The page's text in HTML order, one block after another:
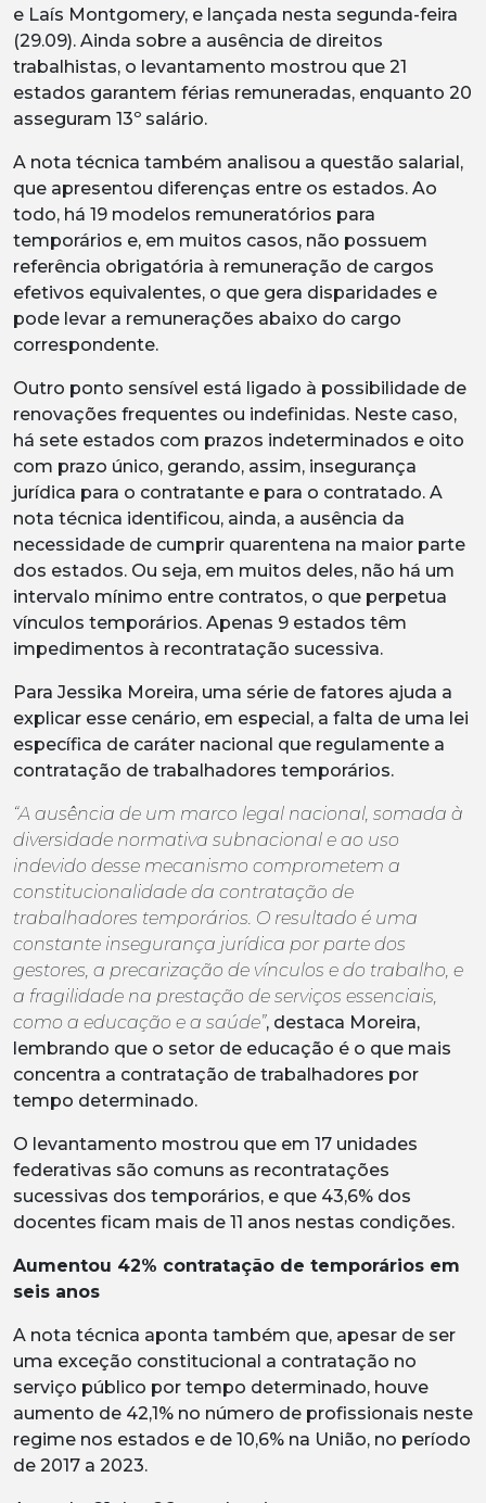
e Laís Montgomery, e lançada nesta segunda-feira
(29.09). Ainda sobre a ausência de direitos
trabalhistas, o levantamento mostrou que 21
estados garantem férias remuneradas, enquanto 20
asseguram 13º salário.
A nota técnica também analisou a questão salarial,
que apresentou diferenças entre os estados. Ao
todo, há 19 modelos remuneratórios para
temporários e, em muitos casos, não possuem
referência obrigatória à remuneração de cargos
efetivos equivalentes, o que gera disparidades e
pode levar a remunerações abaixo do cargo
correspondente.
Outro ponto sensível está ligado à possibilidade de
renovações frequentes ou indefinidas. Neste caso,
há sete estados com prazos indeterminados e oito
com prazo único, gerando, assim, insegurança
jurídica para o contratante e para o contratado. A
nota técnica identificou, ainda, a ausência da
necessidade de cumprir quarentena na maior parte
dos estados. Ou seja, em muitos deles, não há um
intervalo mínimo entre contratos, o que perpetua
vínculos temporários. Apenas 9 estados têm
impedimentos à recontratação sucessiva.
Para Jessika Moreira, uma série de fatores ajuda a
explicar esse cenário, em especial, a falta de uma lei
específica de caráter nacional que regulamente a
contratação de trabalhadores temporários.
“A ausência de um marco legal nacional, somada à
diversidade normativa subnacional e ao uso
indevido desse mecanismo comprometem a
constitucionalidade da contratação de
trabalhadores temporários. O resultado é uma
constante insegurança jurídica por parte dos
gestores, a precarização de vínculos e do trabalho, e
a fragilidade na prestação de serviços essenciais,
como a educação e a saúde”, destaca Moreira,
lembrando que o setor de educação é o que mais
concentra a contratação de trabalhadores por
tempo determinado.
O levantamento mostrou que em 17 unidades
federativas são comuns as recontratações
sucessivas dos temporários, e que 43,6% dos
docentes ficam mais de 11 anos nestas condições.
Aumentou 42% contratação de temporários em
seis anos
A nota técnica aponta também que, apesar de ser
uma exceção constitucional a contratação no
serviço público por tempo determinado, houve
aumento de 42,1% no número de profissionais neste
regime nos estados e de 10,6% na União, no período
de 2017 a 2023.